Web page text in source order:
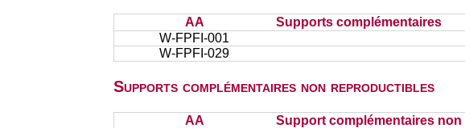
AA
Supports complémentaires
W-FPFI-001
W-FPFI-029
Supports complémentaires non reproductibles
AA
Support complémentaires